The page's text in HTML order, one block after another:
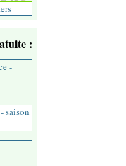
:
saison